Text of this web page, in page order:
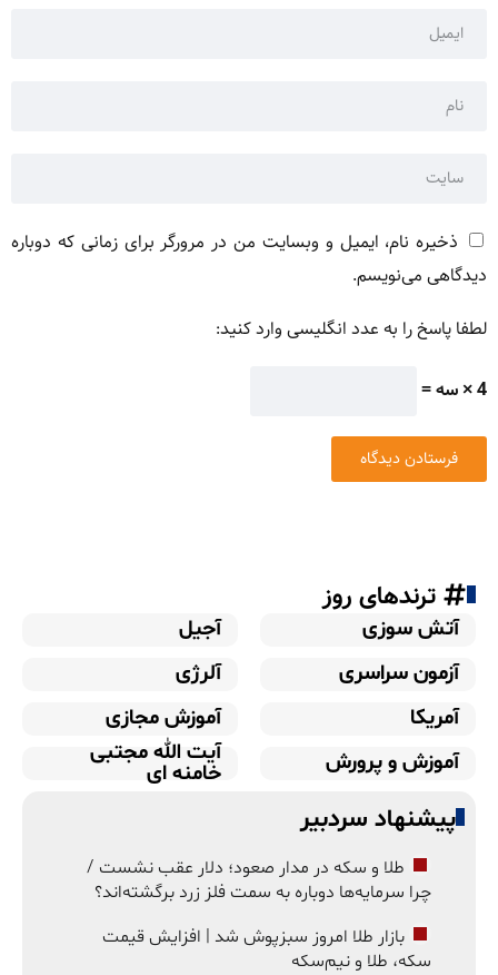
ذخیره نام، ایمیل و وبسایت من در مرورگر برای زمانی که دوباره
دیدگاهی می‌نویسم.
لطفا پاسخ را به عدد انگلیسی وارد کنید:
4 × سه =
ترندهای روز
آتش سوزی
آجیل
آزمون سراسری
آلرژی
آمریکا
آموزش مجازی
آموزش و پرورش
آیت الله مجتبی
خامنه ای
پیشنهاد سردبیر
طلا و سکه در مدار صعود؛ دلار عقب نشست /
چرا سرمایه‌ها دوباره به سمت فلز زرد برگشته‌اند؟
بازار طلا امروز سبزپوش شد | افزایش قیمت
سکه، طلا و نیم‌سکه